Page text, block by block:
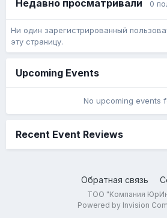
Недавно просматривали 0
Ни один зарегистрированный
эту страницу.
Upcoming Events
No upcoming events
Recent Event Reviews
Обратная связь
ТОО "Компания
Powered by Invision